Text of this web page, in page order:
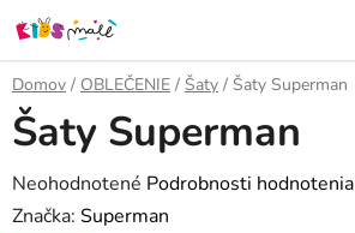
Prejsť
na
obsah
Domov / OBLEČENIE / Šaty / Šaty Superman
Šaty Superman
Priemerné
hodnotenie
Neohodnotené Podrobnosti hodnotenia
Značka: Superman